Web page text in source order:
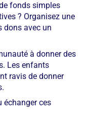
fonds simples
? Organisez une
dons avec un
à donner des
Les enfants
ravis de donner
échanger ces